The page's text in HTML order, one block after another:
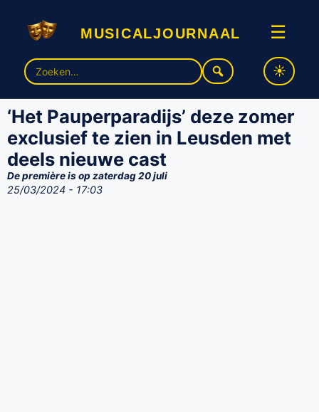
musicaljournaal ☰
Zoek
naar:
‘Het Pauperparadijs’ deze zomer
exclusief te zien in Leusden met
deels nieuwe cast
De première is op zaterdag 20 juli
25/03/2024 - 17:03